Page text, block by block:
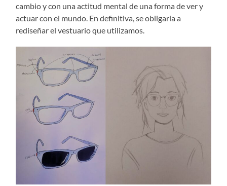
cambio y con una actitud mental de una forma de ver y
actuar con el mundo. En definitiva, se obligaría a
rediseñar el vestuario que utilizamos.